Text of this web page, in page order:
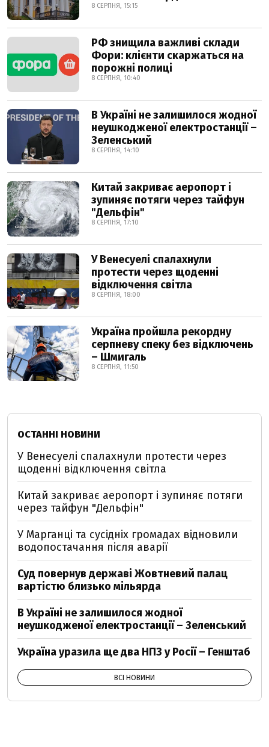
8 СЕРПНЯ, 15:15
РФ знищила важливі склади
Фори: клієнти скаржаться на
порожні полиці
8 СЕРПНЯ, 10:40
В Україні не залишилося жодної
неушкодженої електростанції –
Зеленський
8 СЕРПНЯ, 14:10
Китай закриває аеропорт і
зупиняє потяги через тайфун
"Дельфін"
8 СЕРПНЯ, 17:10
У Венесуелі спалахнули
протести через щоденні
відключення світла
8 СЕРПНЯ, 18:00
Україна пройшла рекордну
серпневу спеку без відключень
– Шмигаль
8 СЕРПНЯ, 11:50
ОСТАННІ НОВИНИ
У Венесуелі спалахнули протести через
щоденні відключення світла
Китай закриває аеропорт і зупиняє потяги
через тайфун "Дельфін"
У Марганці та сусідніх громадах відновили
водопостачання після аварії
Суд повернув державі Жовтневий палац
вартістю близько мільярда
В Україні не залишилося жодної
неушкодженої електростанції – Зеленський
Україна уразила ще два НПЗ у Росії – Генштаб
ВСІ НОВИНИ